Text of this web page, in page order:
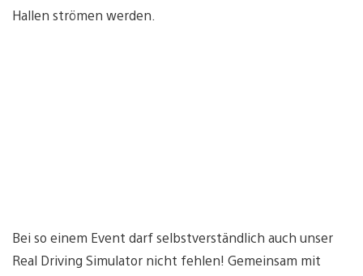
Hallen strömen werden.
Bei so einem Event darf selbstverständlich auch unser
Real Driving Simulator nicht fehlen! Gemeinsam mit